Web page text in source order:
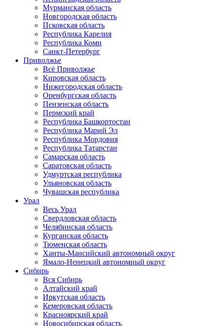
Мурманская область
Новгородская область
Псковская область
Республика Карелия
Республика Коми
Санкт-Петербург
Приволжье
Всё Приволжье
Кировская область
Нижегородская область
Оренбургская область
Пензенская область
Пермский край
Республика Башкортостан
Республика Марий Эл
Республика Мордовия
Республика Татарстан
Самарская область
Саратовская область
Удмуртская республика
Ульяновская область
Чувашская республика
Урал
Весь Урал
Свердловская область
Челябинская область
Курганская область
Тюменская область
Ханты-Мансийский автономный округ
Ямало-Ненецкий автономный округ
Сибирь
Вся Сибирь
Алтайский край
Иркутская область
Кемеровская область
Красноярский край
Новосибирская область